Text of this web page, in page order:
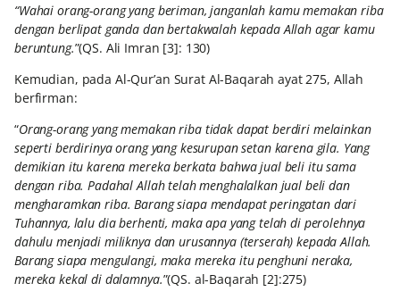
“Wahai orang-orang yang beriman, janganlah kamu memakan riba
dengan berlipat ganda dan bertakwalah kepada Allah agar kamu
beruntung.”(QS. Ali Imran [3]: 130)
Kemudian, pada Al-Qur’an Surat Al-Baqarah ayat 275, Allah
berfirman:
“Orang-orang yang memakan riba tidak dapat berdiri melainkan
seperti berdirinya orang yang kesurupan setan karena gila. Yang
demikian itu karena mereka berkata bahwa jual beli itu sama
dengan riba. Padahal Allah telah menghalalkan jual beli dan
mengharamkan riba. Barang siapa mendapat peringatan dari
Tuhannya, lalu dia berhenti, maka apa yang telah di perolehnya
dahulu menjadi miliknya dan urusannya (terserah) kepada Allah.
Barang siapa mengulangi, maka mereka itu penghuni neraka,
mereka kekal di dalamnya.”(QS. al-Baqarah [2]:275)